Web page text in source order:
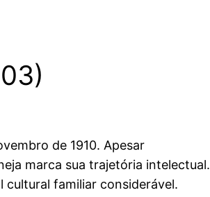
de 1910. Apesar
marca sua trajetória intelectual.
cultural familiar considerável.